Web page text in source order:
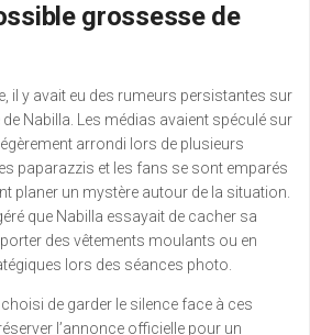
grossesse de
il y avait eu des rumeurs persistantes sur
Nabilla. Les médias avaient spéculé sur
arrondi lors de plusieurs
paparazzis et les fans se sont emparés
planer un mystère autour de la situation.
que Nabilla essayait de cacher sa
des vêtements moulants ou en
lors des séances photo.
de garder le silence face à ces
l’annonce officielle pour un